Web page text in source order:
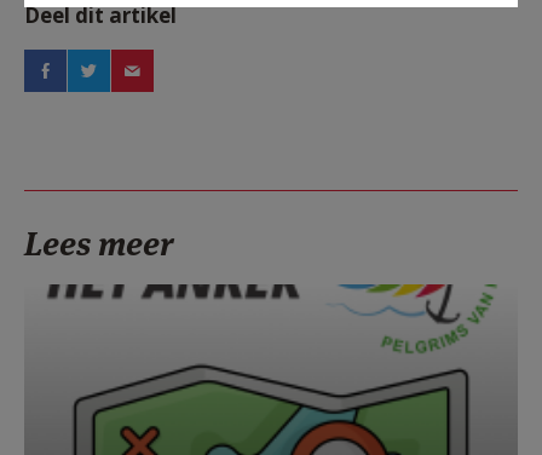
Deel dit artikel
Lees meer